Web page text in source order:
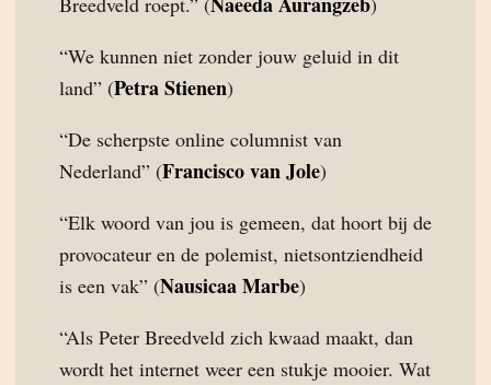
“We kunnen niet zonder jouw geluid in dit
land” (Petra Stienen)
“De scherpste online columnist van
Nederland” (Francisco van Jole)
“Elk woord van jou is gemeen, dat hoort bij de
provocateur en de polemist, nietsontziendheid
is een vak” (Nausicaa Marbe)
“Als Peter Breedveld zich kwaad maakt, dan
wordt het internet weer een stukje mooier. Wat